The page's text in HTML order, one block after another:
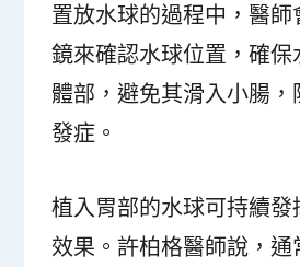
置放水球的過程中，醫師
鏡來確認水球位置，確保
體部，避免其滑入小腸
發症。
植入胃部的水球可持續發
效果。許柏格醫師說，